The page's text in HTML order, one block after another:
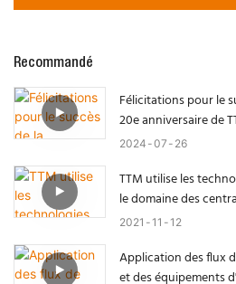
Recommandé
Félicitations pour le
20e anniversaire de
2024 07 26
TTM utilise les
le domaine des
2021 11 12
Application des flux
et des équipements